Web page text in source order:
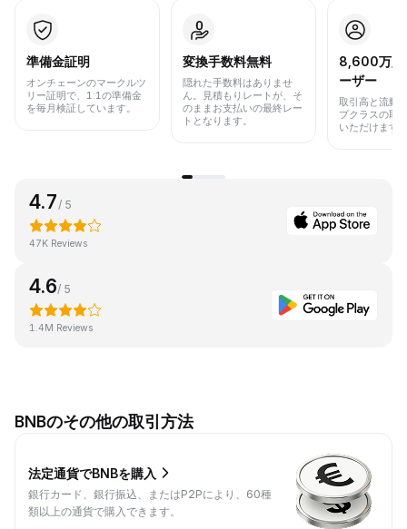
準備金証明
オンチェーンのマークルツ
リー証明で、1:1の準備金
を毎月検証しています。
変換手数料無料
隠れた手数料はありませ
ん。見積もりレートが、そ
のままお支払いの最終レー
トとなります。
8,600万人
ーザー
取引高と流動
プクラスの取
いただけます
4.7/ 5
47K Reviews
4.6/ 5
1.4M Reviews
BNBのその他の取引方法
法定通貨でBNBを購入
銀行カード、銀行振込、またはP2Pにより、60種
類以上の通貨で購入できます。